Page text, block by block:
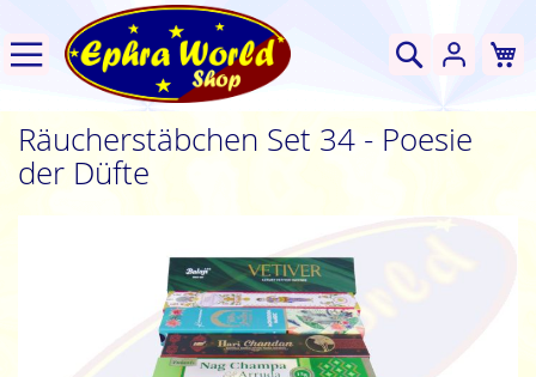
Suche
Räucherstäbchen Set 34 - Poesie
der Düfte